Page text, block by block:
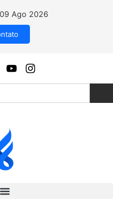
Ago 2026